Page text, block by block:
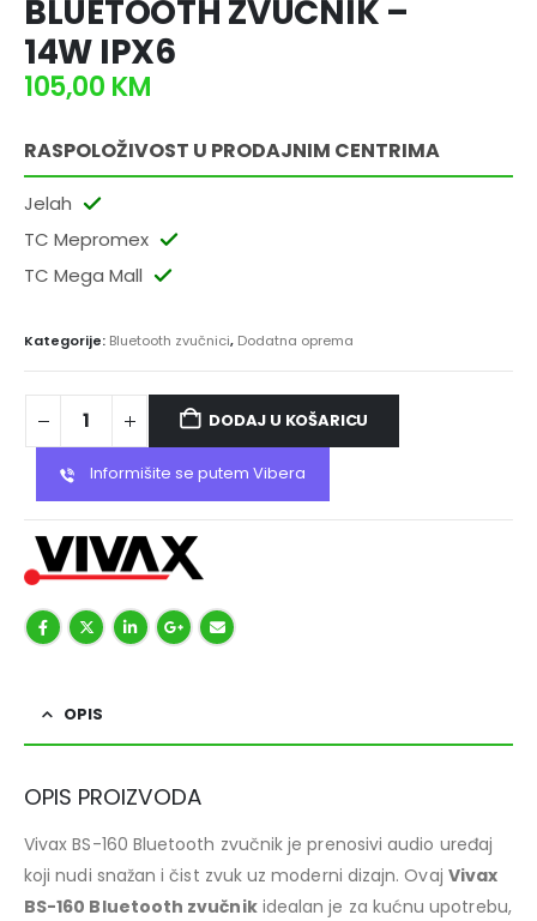
BLUETOOTH ZVUČNIK –
14W IPX6
105,00 KM
RASPOLOŽIVOST U PRODAJNIM CENTRIMA
Jelah
TC Mepromex
TC Mega Mall
Kategorije: Bluetooth zvučnici, Dodatna oprema
DODAJ U KOŠARICU
Informišite se putem Vibera
OPIS
OPIS PROIZVODA
Vivax BS-160 Bluetooth zvučnik je prenosivi audio uređaj
koji nudi snažan i čist zvuk uz moderni dizajn. Ovaj Vivax
BS-160 Bluetooth zvučnikidealan je za kućnu upotrebu,